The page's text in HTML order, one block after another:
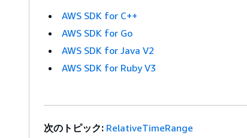
AWS SDK for C++
AWS SDK for Go
AWS SDK for Java V2
AWS SDK for Ruby V3
次のトピック: RelativeTimeRange